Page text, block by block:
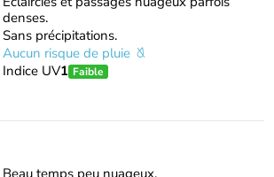
denses.
Sans précipitations.
Aucun risque de pluie
Indice UV1 Faible
Beau temps peu nuageux.